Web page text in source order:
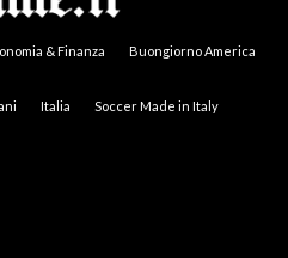
& Finanza Buongiorno America
Italia Soccer Made in Italy